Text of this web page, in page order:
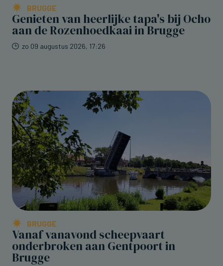
BRUGGE
Genieten van heerlijke tapa's bij Ocho
aan de Rozenhoedkaai in Brugge
zo 09 augustus 2026, 17:26
BRUGGE
Vanaf vanavond scheepvaart
onderbroken aan Gentpoort in
Brugge